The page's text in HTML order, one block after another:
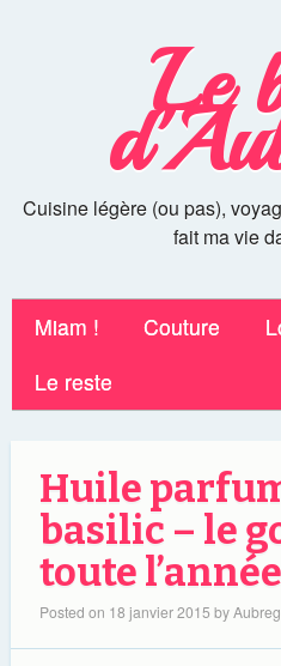
Le
Cuisine légère (ou pas),
fait ma vie
Miam ! Couture
Le reste
Huile
basilic – le
toute l’année
Posted on 18 janvier 2015 by